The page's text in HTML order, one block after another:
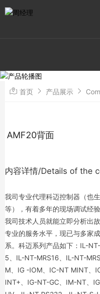
首页 产品展示
AMF20背面
内容详情/Details of the
我司专业代理科迈控制器（也
等），有着多年的现场调试经
我司技术人员就能立即分析出
专业的服务水平，现已与多家
系。科迈系列产品如下：IL-
5、IL-NT-MRS16、IL-NT-
M、IG -IOM、IC-NT MINT、
INT+、IG-NT-GC、IM-NT、